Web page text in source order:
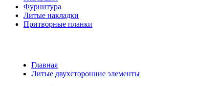
Фурнитура
Литые накладки
Притворные планки
Главная
Литые двухсторонние элементы